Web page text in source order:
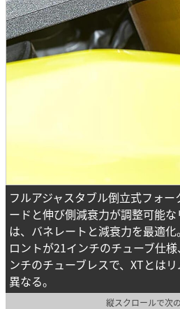
フルアジャスタブル倒立式フォー
ードと伸び側減衰力が調整可能
は、バネレートと減衰力を最適
ロントが21インチのチューブ仕
ンチのチューブレスで、XTとは
異なる。
縦スクロールで次